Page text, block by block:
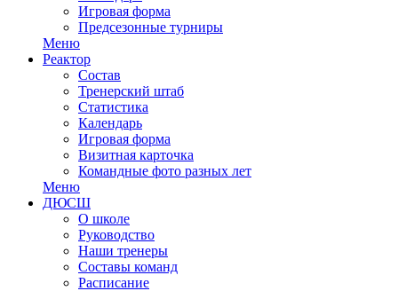
Игровая форма
Предсезонные турниры
Меню
Реактор
Состав
Тренерский штаб
Статистика
Календарь
Игровая форма
Визитная карточка
Командные фото разных лет
Меню
ДЮСШ
О школе
Руководство
Наши тренеры
Составы команд
Расписание